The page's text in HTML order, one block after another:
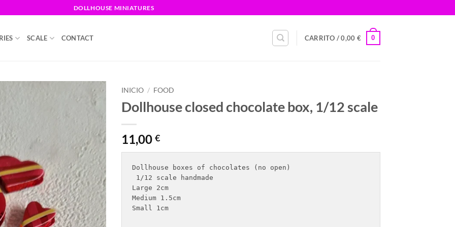
DOLLHOUSE MINIATURES
SCALE CONTACT CARRITO /0,00 € 0
INICIO / FOOD
Dollhouse closed chocolate box, 1/12 scale
11,00 €
Dollhouse boxes of chocolates (no open)
1/12 scale handmade
Large 2cm
Medium 1.5cm
Small 1cm